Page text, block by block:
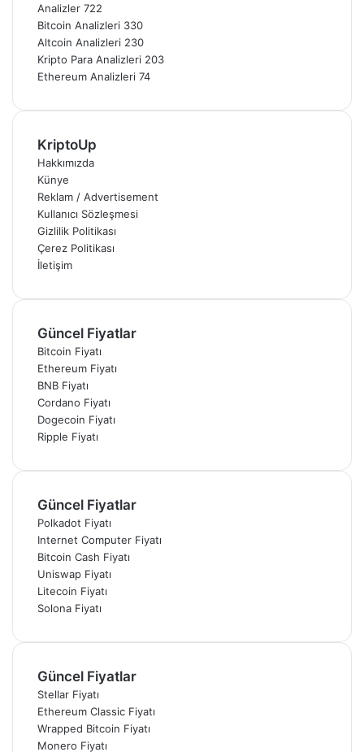
Analizler 722
Bitcoin Analizleri 330
Altcoin Analizleri 230
Kripto Para Analizleri 203
Ethereum Analizleri 74
KriptoUp
Hakkımızda
Künye
Reklam / Advertisement
Kullanıcı Sözleşmesi
Gizlilik Politikası
Çerez Politikası
İletişim
Güncel Fiyatlar
Bitcoin Fiyatı
Ethereum Fiyatı
BNB Fiyatı
Cordano Fiyatı
Dogecoin Fiyatı
Ripple Fiyatı
Güncel Fiyatlar
Polkadot Fiyatı
Internet Computer Fiyatı
Bitcoin Cash Fiyatı
Uniswap Fiyatı
Litecoin Fiyatı
Solona Fiyatı
Güncel Fiyatlar
Stellar Fiyatı
Ethereum Classic Fiyatı
Wrapped Bitcoin Fiyatı
Monero Fiyatı